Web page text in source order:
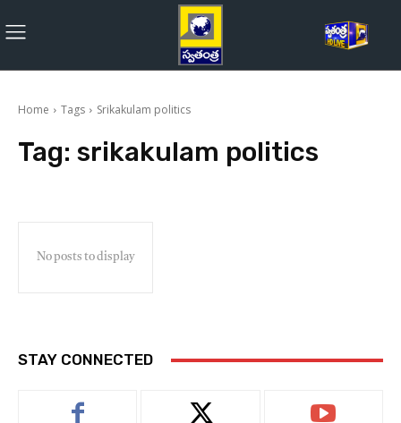
Home Tags Srikakulam politics
Tag: srikakulam politics
No posts to display
STAY CONNECTED